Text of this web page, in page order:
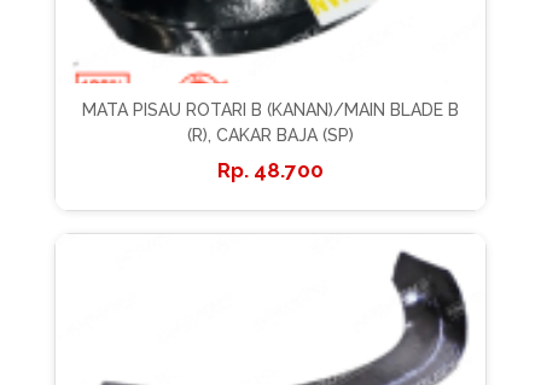
MATA PISAU ROTARI B (KANAN)/MAIN BLADE B
(R), CAKAR BAJA (SP)
48.700